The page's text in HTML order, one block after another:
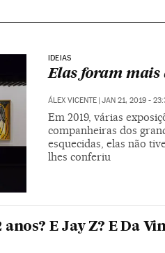
IDEIAS
Elas foram mais
ÁLEX VICENTE | JAN 21, 2019 -
Em 2019, várias
companheiras dos
esquecidas, elas não
lhes conferiu
E Jay Z? E Da